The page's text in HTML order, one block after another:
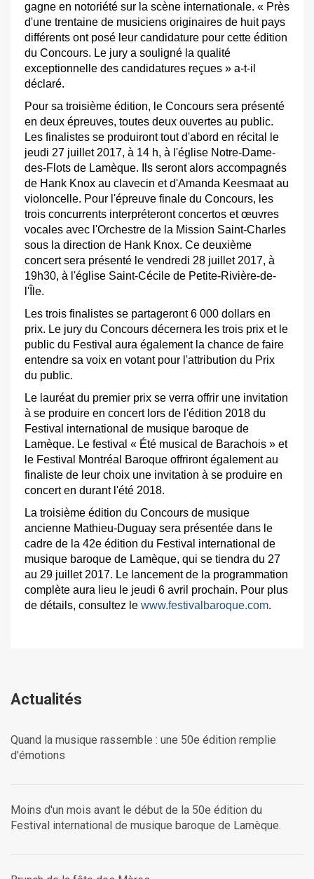
gagne en notoriété sur la scène internationale. « Près
d'une trentaine de musiciens originaires de huit pays
différents ont posé leur candidature pour cette édition
du Concours. Le jury a souligné la qualité
exceptionnelle des candidatures reçues » a-t-il
déclaré.
Pour sa troisième édition, le Concours sera présenté
en deux épreuves, toutes deux ouvertes au public.
Les finalistes se produiront tout d'abord en récital le
jeudi 27 juillet 2017, à 14 h, à l'église Notre-Dame-
des-Flots de Lamèque. Ils seront alors accompagnés
de Hank Knox au clavecin et d'Amanda Keesmaat au
violoncelle. Pour l'épreuve finale du Concours, les
trois concurrents interpréteront concertos et œuvres
vocales avec l'Orchestre de la Mission Saint-Charles
sous la direction de Hank Knox. Ce deuxième
concert sera présenté le vendredi 28 juillet 2017, à
19h30, à l'église Saint-Cécile de Petite-Rivière-de-
l'Île.
Les trois finalistes se partageront 6 000 dollars en
prix. Le jury du Concours décernera les trois prix et le
public du Festival aura également la chance de faire
entendre sa voix en votant pour l'attribution du Prix
du public.
Le lauréat du premier prix se verra offrir une invitation
à se produire en concert lors de l'édition 2018 du
Festival international de musique baroque de
Lamèque. Le festival « Été musical de Barachois » et
le Festival Montréal Baroque offriront également au
finaliste de leur choix une invitation à se produire en
concert en durant l'été 2018.
La troisième édition du Concours de musique
ancienne Mathieu-Duguay sera présentée dans le
cadre de la 42e édition du Festival international de
musique baroque de Lamèque, qui se tiendra du 27
au 29 juillet 2017. Le lancement de la programmation
complète aura lieu le jeudi 6 avril prochain. Pour plus
de détails, consultez le www.festivalbaroque.com.
Actualités
Quand la musique rassemble : une 50e édition remplie
d'émotions
Moins d'un mois avant le début de la 50e édition du
Festival international de musique baroque de Lamèque.